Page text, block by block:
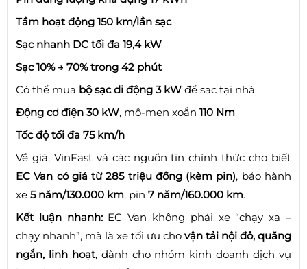
Tầm hoạt động 150 km/lần sạc
Sạc nhanh DC tối đa 19,4 kW
Sạc 10% → 70% trong 42 phút
Có thể mua bộ sạc di động 3 kW để sạc tại nhà
Động cơ điện 30 kW, mô-men xoắn 110 Nm
Tốc độ tối đa 75 km/h
Về giá, VinFast và các nguồn tin chính thức cho biết
EC Van có giá từ 285 triệu đồng (kèm pin), bảo hành
xe 5 năm/130.000 km, pin 7 năm/160.000 km.
Kết luận nhanh:EC Van không phải xe “chạy xa –
chạy nhanh”, mà là xe tối ưu cho vận tải nội đô, quãng
ngắn, linh hoạt, dành cho nhóm kinh doanh dịch vụ